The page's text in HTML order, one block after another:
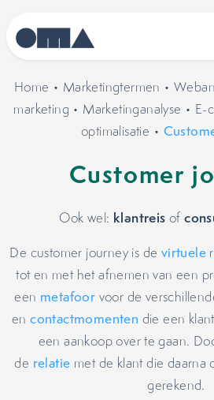
Home • Marketingtermen •
marketing • Marketinganalyse • E-
optimalisatie •
Customer
Ook wel: klantreis of
De customer journey is de virtuele
tot en met het afnemen van een
een metafoor voor de
encontactmomenten die een
een aankoop over te gaan.
de relatie met de klant die daarna
gerekend.